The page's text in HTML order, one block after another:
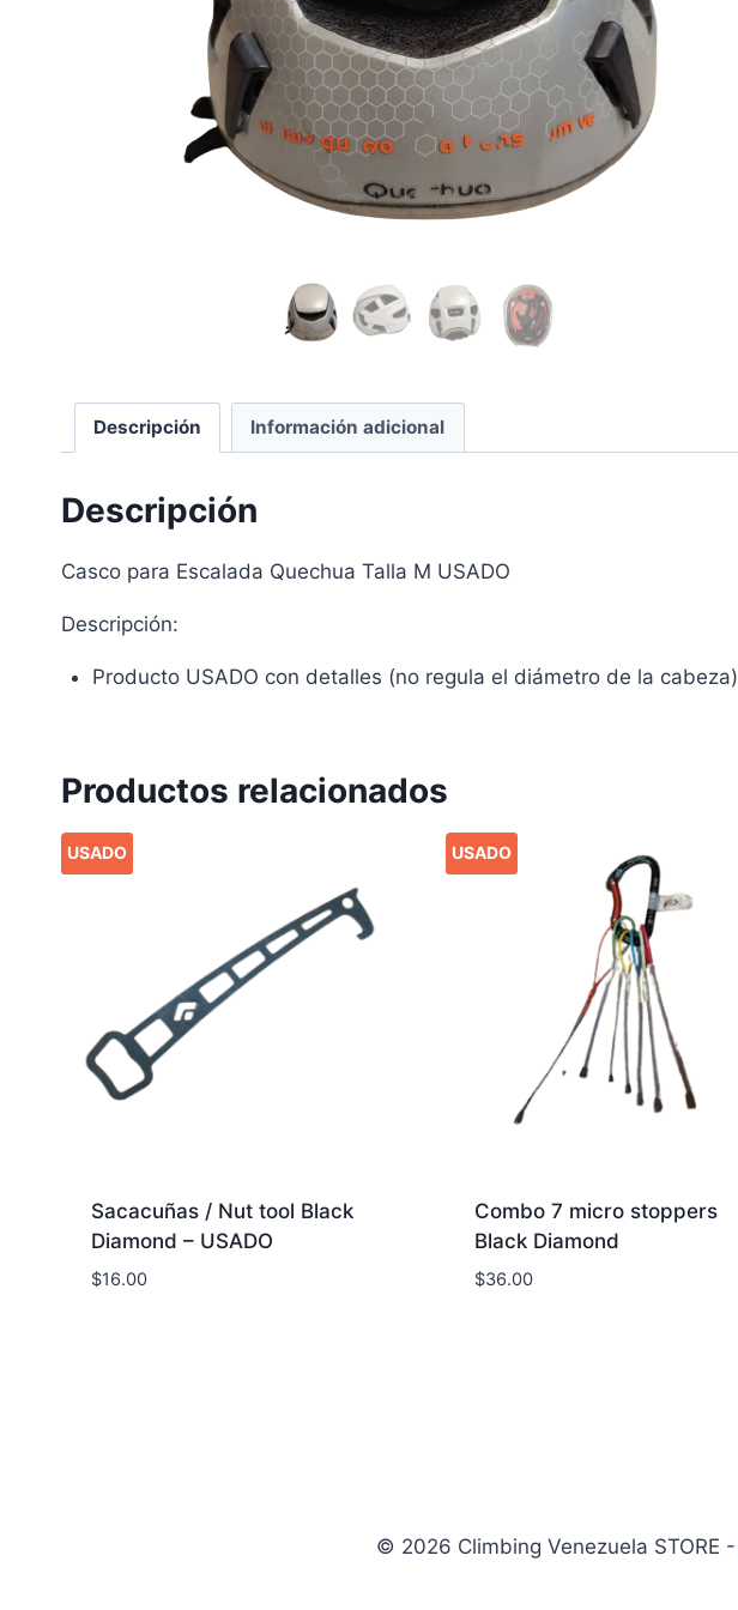
Descripción Información adicional
Descripción
Casco para Escalada Quechua Talla M USADO
Descripción:
Producto USADO con detalles (no regula el diámetro de la cabeza)
Productos relacionados
USADO
Sacacuñas / Nut tool Black
Diamond – USADO
$16.00
USADO
Combo 7 micro stoppers
Black Diamond
$36.00
© 2026 Climbing Venezuela STORE -